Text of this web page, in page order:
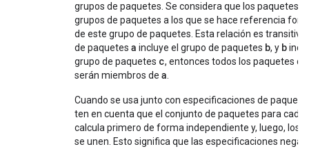
grupos de paquetes. Se considera que los paquetes
grupos de paquetes a los que se hace referencia
de este grupo de paquetes. Esta relación es
de paquetes a incluye el grupo de paquetes b, y b
grupo de paquetes c, entonces todos los paquetes de
serán miembros de a
Cuando se usa junto con especificaciones de
ten en cuenta que el conjunto de paquetes para cada
calcula primero de forma independiente y, luego, los
se unen. Esto significa que las especificaciones